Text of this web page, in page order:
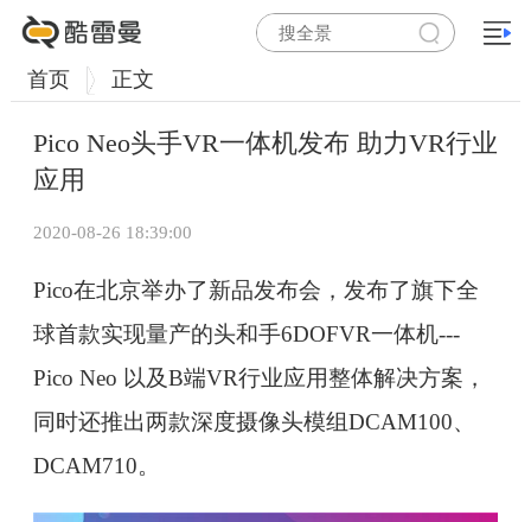
首页 正文
Pico Neo头手VR一体机发布 助力VR行业
应用
2020-08-26 18:39:00
Pico在北京举办了新品发布会，发布了旗下全
球首款实现量产的头和手6DOFVR一体机---
Pico Neo 以及B端VR行业应用整体解决方案，
同时还推出两款深度摄像头模组DCAM100、
DCAM710。